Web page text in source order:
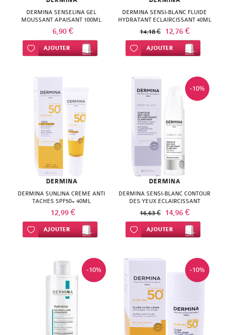
NATURAL
NUTRITION
NEW
NORDIC
NUTERGIA
ISODIS
PEDIAKID
BAIN
SENS
NAT
FORM
NATURACTIVE
NUTRISANTE
DERMINA SENSELINA GEL
MOUSSANT APAISANT 100ML
6,90 €
Ajouter à ma liste d’envie
AJOUTER
DERMINA SENSI-BLANC FLUIDE
HYDRATANT ECLAIRCISSANT 40ML
14,18 € 12,76 €
Ajouter à ma liste d’envie
AJOUTER
DERMINA
DERMINA SUNLINA CREME ANTI
TACHES SPF50+ 40ML
12,99 €
Ajouter à ma liste d’envie
AJOUTER
-10%
DERMINA
DERMINA SENSI-BLANC CONTOUR
DES YEUX ECLAIRCISSANT
CLARIFIANT 30ML
16,63 € 14,96 €
Ajouter à ma liste d’envie
AJOUTER
-10% -10%